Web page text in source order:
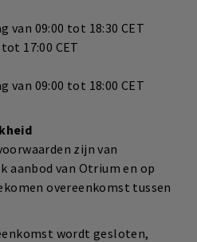
van 09:00 tot 18:30 CET
17:00 CET
van 09:00 tot 18:00 CET
zijn van
aanbod van Otrium en op
overeenkomst tussen
wordt gesloten,